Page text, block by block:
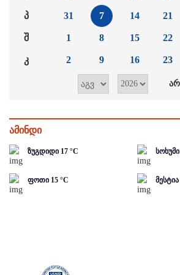
პ
შ
კ
31
1
2
7
8
9
14
15
16
21
22
23
ამინდი
ზუგდიდი 17 °C სოხუმი
ფოთი 15 °C მესტია